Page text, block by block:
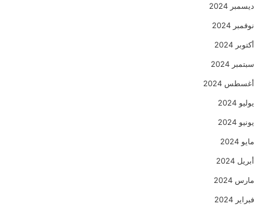
ديسمبر 2024
نوفمبر 2024
أكتوبر 2024
سبتمبر 2024
أغسطس 2024
يوليو 2024
يونيو 2024
مايو 2024
أبريل 2024
مارس 2024
فبراير 2024